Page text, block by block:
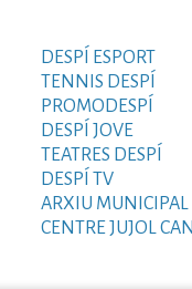
DESPÍ ESPORT
TENNIS DESPÍ
PROMODESPÍ
DESPÍ JOVE
TEATRES DESPÍ
DESPÍ TV
ARXIU MUNICIPAL
CENTRE JUJOL